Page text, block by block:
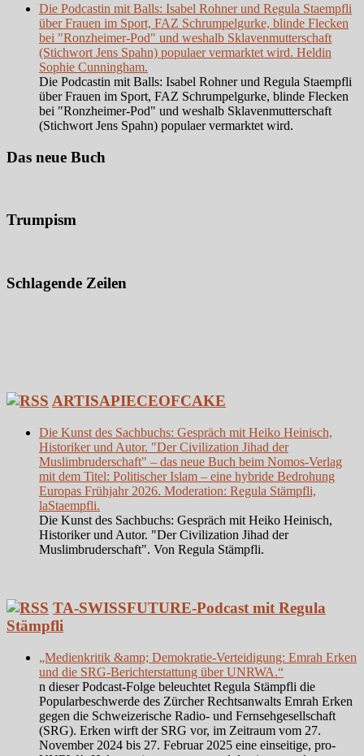
Die Podcastin mit Balls: Isabel Rohner und Regula Staempfli
über Frauen im Sport, FAZ Schrumpelgurke, blinde Flecken
bei "Ronzheimer-Pod" und weshalb Sklavenmutterschaft
(Stichwort Jens Spahn) populaer vermarktet wird. Heldin
Sophie Cunningham.
Die Podcastin mit Balls: Isabel Rohner und Regula Staempfli
über Frauen im Sport, FAZ Schrumpelgurke, blinde Flecken
bei "Ronzheimer-Pod" und weshalb Sklavenmutterschaft
(Stichwort Jens Spahn) populaer vermarktet wird.
Das neue Buch
Trumpism
Schlagende Zeilen
ARTISAPIECEOFCAKE
Die Kunst des Sachbuchs: Gespräch mit Heiko Heinisch,
Historiker und Autor. "Der Civilization Jihad der
Muslimbruderschaft" – das neue Buch beim Nomos-Verlag
mit dem Titel: Politischer Islam – eine hybride Bedrohung
Europas Frühjahr 2026. Moderation: Regula Stämpfli,
laStaempfli.
Die Kunst des Sachbuchs: Gespräch mit Heiko Heinisch,
Historiker und Autor. "Der Civilization Jihad der
Muslimbruderschaft". Von Regula Stämpfli.
TA-SWISSFUTURE-Podcast mit Regula
Stämpfli
„Medienkritik &amp; Demokratie-Verteidigung: Emrah Erken
und die SRG-Berichterstattung über UNRWA.“
n dieser Podcast-Folge beleuchtet Regula Stämpfli die
Popularbeschwerde des Zürcher Rechtsanwalts Emrah Erken
gegen die Schweizerische Radio- und Fernsehgesellschaft
(SRG). Erken wirft der SRG vor, im Zeitraum vom 27.
November 2024 bis 27. Februar 2025 eine einseitige, pro-